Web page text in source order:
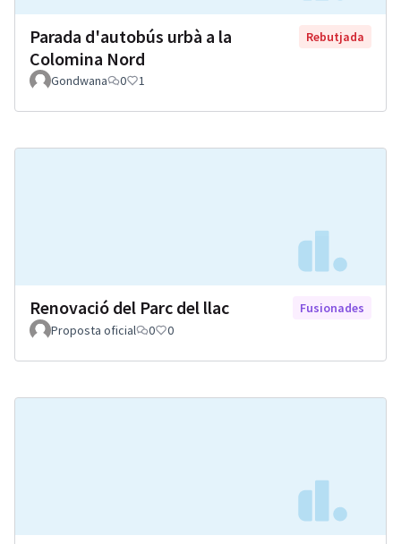
Parada d'autobús urbà a la
Colomina Nord
Rebutjada
Gondwana 0 1
Renovació del Parc del llac
Fusionades
Proposta oficial
0 0